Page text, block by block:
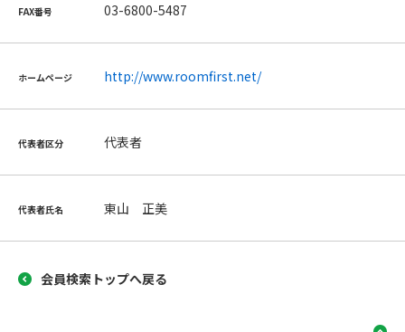
FAX番号 03-6800-5487
ホームページ http://www.roomfirst.net/
代表者区分 代表者
代表者氏名 東山 正美
会員検索トップへ戻る